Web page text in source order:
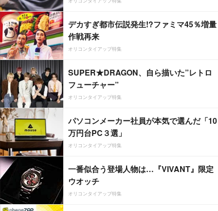
デカすぎ都市伝説発生!?ファミマ45％増量
作戦再来
オリコンタイアップ特集
SUPER★DRAGON、自ら描いた”レトロ
フューチャー”
オリコンタイアップ特集
パソコンメーカー社員が本気で選んだ「10
万円台PC３選」
オリコンタイアップ特集
一番似合う登場人物は…『VIVANT』限定
ウオッチ
オリコンタイアップ特集